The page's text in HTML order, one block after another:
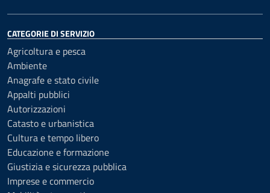
CATEGORIE DI SERVIZIO
Agricoltura e pesca
Ambiente
Anagrafe e stato civile
Appalti pubblici
Autorizzazioni
Catasto e urbanistica
Cultura e tempo libero
Educazione e formazione
Giustizia e sicurezza pubblica
Imprese e commercio